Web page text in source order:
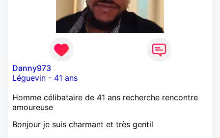
Danny973
Léguevin - 41 ans
Homme célibataire de 41 ans recherche rencontre
amoureuse
Bonjour je suis charmant et très gentil